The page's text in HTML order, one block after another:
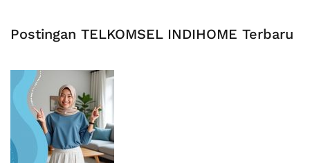
Postingan TELKOMSEL INDIHOME Terbaru